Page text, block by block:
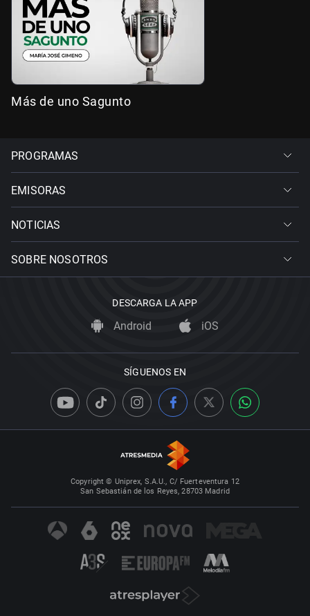
Más de uno Sagunto
PROGRAMAS
EMISORAS
NOTICIAS
SOBRE NOSOTROS
DESCARGA LA APP
Android iOS
SÍGUENOS EN
Copyright © Uniprex, S.A.U., C/ Fuerteventura 12
San Sebastián de los Reyes, 28703 Madrid